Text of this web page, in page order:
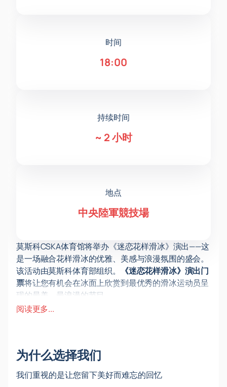
时间
18:00
持续时间
~ 2 小时
地点
中央陸軍競技場
莫斯科CSKA体育馆将举办《迷恋花样滑冰》演出——这
是一场融合花样滑冰的优雅、美感与浪漫氛围的盛会。
该活动由莫斯科体育部组织。
《迷恋花样滑冰》演出门
票将让您有机会在冰面上欣赏到最优秀的滑冰运动员呈
现的最美、最浪漫的节目。
爱情故事将在冰面上由花样滑冰明星们生动演绎。每个
出的知名滑冰运动员包括叶夫根尼娅·梅德韦杰娃、阿德
莉娜·索特尼科娃、维多利亚·西尼齐娜、尼基塔·卡察拉
波夫等。
阅读更多...
为什么选择我们
我们重视的是让您留下美好而难忘的回忆